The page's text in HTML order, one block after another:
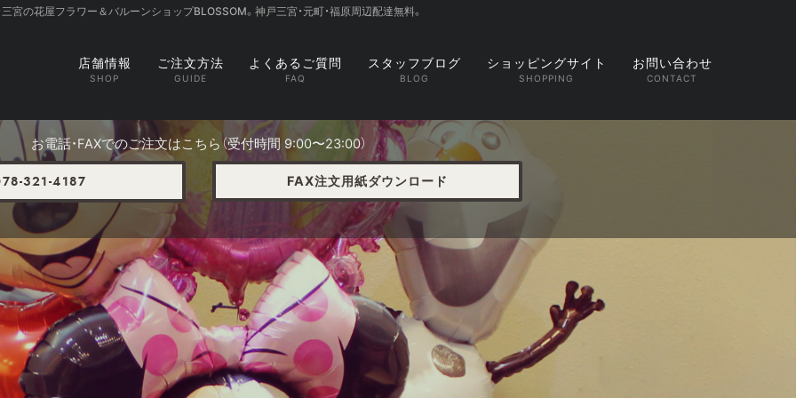
三宮の花屋フラワー＆バルーンショップBLOSSOM。神戸三宮・元町・福原周辺配達無料。
店舗情報 ご注文方法 よくあるご質問 スタッフブログ ショッピングサイト お問い合わせ
お電話・FAXでのご注文はこちら（受付時間 9:00〜23:00）
321-4187 FAX注文用紙ダウンロード